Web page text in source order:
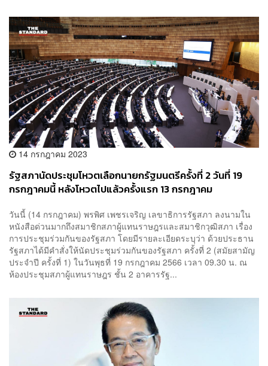
14 กรกฎาคม 2023
รัฐสภานัดประชุมโหวตเลือกนายกรัฐมนตรีครั้งที่ 2 วันที่ 19
กรกฎาคมนี้ หลังโหวตไปแล้วครั้งแรก 13 กรกฎาคม
วันนี้ (14 กรกฎาคม) พรพิศ เพชรเจริญ เลขาธิการรัฐสภา ลงนามใน
หนังสือด่วนมากถึงสมาชิกสภาผู้แทนราษฎรและสมาชิกวุฒิสภา เรื่อง
การประชุมร่วมกันของรัฐสภา โดยมีรายละเอียดระบุว่า ด้วยประธาน
รัฐสภาได้มีคำสั่งให้นัดประชุมร่วมกันของรัฐสภา ครั้งที่ 2 (สมัยสามัญ
ประจำปี ครั้งที่ 1) ในวันพุธที่ 19 กรกฎาคม 2566 เวลา 09.30 น. ณ
ห้องประชุมสภาผู้แทนราษฎร ชั้น 2 อาคารรัฐ...